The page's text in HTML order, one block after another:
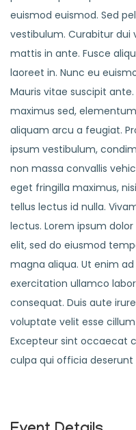
euismod euismod. Sed
vestibulum. Curabitur
mattis in ante. Fusce
laoreet in. Nunc eu
Mauris vitae suscipit
maximus sed,
aliquam arcu a feugiat.
ipsum vestibulum,
non massa convallis
eget fringilla maximus,
tellus lectus id nulla.
lectus. Lorem ipsum
elit, sed do eiusmod
magna aliqua. Ut enim
exercitation ullamco
consequat. Duis aute
voluptate velit esse
Excepteur sint occaecat
culpa qui officia